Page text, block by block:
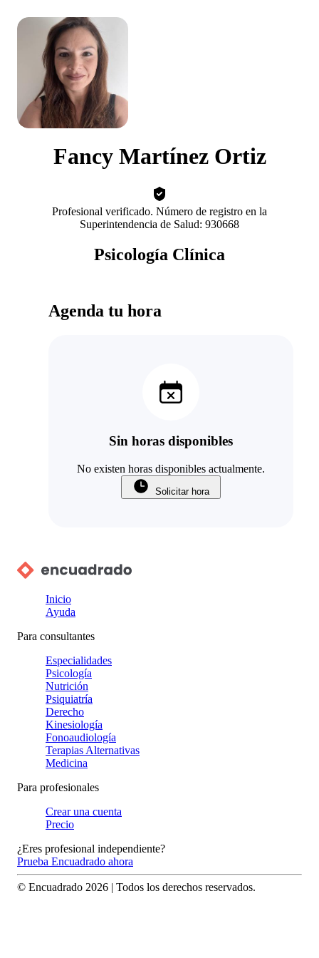
Fancy Martínez Ortiz
Profesional verificado. Número de registro en la
Superintendencia de Salud: 930668
Psicología Clínica
Agenda tu hora
Sin horas disponibles
No existen horas disponibles actualmente.
Solicitar hora
Inicio
Ayuda
Para consultantes
Especialidades
Psicología
Nutrición
Psiquiatría
Derecho
Kinesiología
Fonoaudiología
Terapias Alternativas
Medicina
Para profesionales
Crear una cuenta
Precio
¿Eres profesional independiente?
Prueba Encuadrado ahora
© Encuadrado 2026 | Todos los derechos reservados.